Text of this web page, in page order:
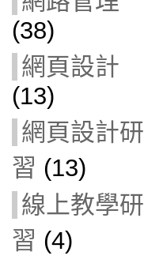
(38)
網頁設計
(13)
網頁設計研
習 (13)
線上教學研
習 (4)